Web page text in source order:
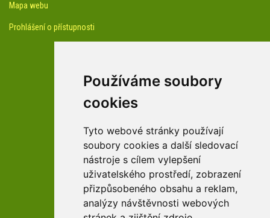
Používáme soubory
cookies
Tyto webové stránky používají
soubory cookies a další sledovací
nástroje s cílem vylepšení
uživatelského prostředí, zobrazení
přizpůsobeného obsahu a reklam,
analýzy návštěvnosti webových
Mapa webu
Prohlášení o přístupnosti
Youtube kanál arboreta